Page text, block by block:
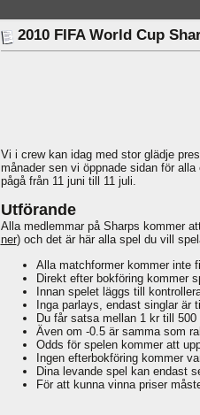
2010 FIFA World Cup
Vi i crew kan idag med stor glädje
månader sen vi öppnade sidan för
pågå från 11 juni till 11 juli.
Utförande
Alla medlemmar på Sharps kommer
ner) och det är här alla spel du vill
Alla matchformer kommer inte
Direkt efter bokföring kommer
Innan spelet läggs till
Inga parlays, endast singlar är
Du får satsa mellan 1 kr till
Även om -0.5 är samma som
Odds för spelen kommer att
Ingen efterbokföring kommer
Dina levande spel kan endast
För att kunna vinna priser